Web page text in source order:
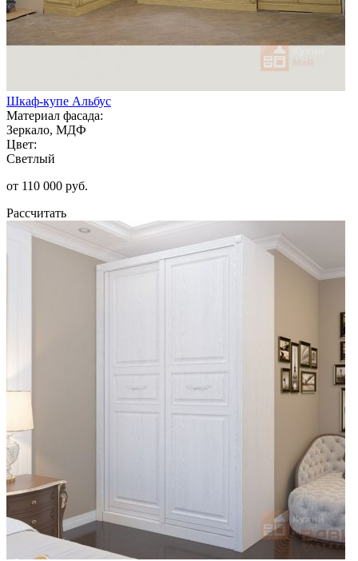
Шкаф-купе Альбус
Материал фасада:
Зеркало, МДФ
Цвет:
Светлый
от 110 000 руб.
Рассчитать